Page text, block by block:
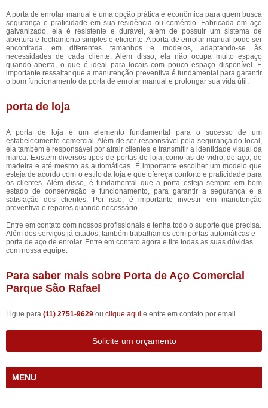
A porta de enrolar manual é uma opção prática e econômica para quem busca
segurança e praticidade em sua residência ou comércio. Fabricada em aço
galvanizado, ela é resistente e durável, além de possuir um sistema de
abertura e fechamento simples e eficiente. A porta de enrolar manual pode ser
encontrada em diferentes tamanhos e modelos, adaptando-se às
necessidades de cada cliente. Além disso, ela não ocupa muito espaço
quando aberta, o que é ideal para locais com pouco espaço disponível. É
importante ressaltar que a manutenção preventiva é fundamental para garantir
o bom funcionamento da porta de enrolar manual e prolongar sua vida útil.
porta de loja
A porta de loja é um elemento fundamental para o sucesso de um
estabelecimento comercial. Além de ser responsável pela segurança do local,
ela também é responsável por atrair clientes e transmitir a identidade visual da
marca. Existem diversos tipos de portas de loja, como as de vidro, de aço, de
madeira e até mesmo as automáticas. É importante escolher um modelo que
esteja de acordo com o estilo da loja e que ofereça conforto e praticidade para
os clientes. Além disso, é fundamental que a porta esteja sempre em bom
estado de conservação e funcionamento, para garantir a segurança e a
satisfação dos clientes. Por isso, é importante investir em manutenção
preventiva e reparos quando necessário.
Entre em contato com nossos profissionais e tenha todo o suporte que precisa.
Além dos serviços já citados, também trabalhamos com portas automáticas e
porta de aço de enrolar. Entre em contato agora e tire todas as suas dúvidas
com nossa equipe.
Para saber mais sobre Porta de Aço Comercial
Parque São Rafael
Ligue para (11) 2751-9629 ou clique aqui e entre em contato por email.
Solicite um orçamento
MENU